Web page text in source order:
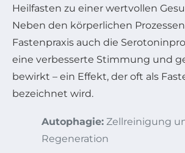
Heilfasten zu einer wertvollen
Neben den körperlichen
Fastenpraxis auch die
eine verbesserte Stimmung und
bewirkt – ein Effekt, der oft als
bezeichnet wird.
Autophagie: Zellreinigung
Regeneration